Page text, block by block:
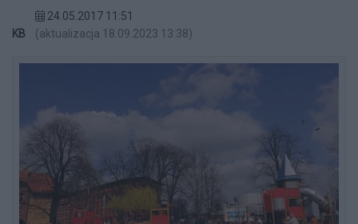
KB
24.05.2017 11:51
(aktualizacja 18.09.2023 13:38)